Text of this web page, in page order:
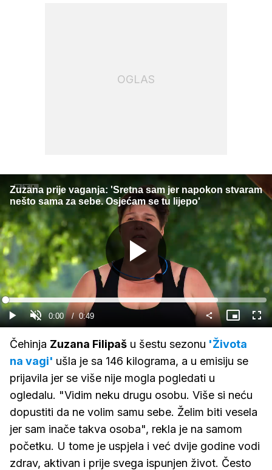
OGLAS
Zuzana prije vaganja: 'Sretna sam jer napokon stvaram
nešto sama za sebe. Osjećam se tu lijepo'
Gledaj
GledajUpali
zvuk
Current
Time
0:00 / Duration
0:49
Loaded:
81.34%
Slika
u
Čehinja Zuzana Filipaš u šestu sezonu 'Života
na vagi' ušla je sa 146 kilograma, a u emisiju se
prijavila jer se više nije mogla pogledati u
ogledalu. "Vidim neku drugu osobu. Više si neću
dopustiti da ne volim samu sebe. Želim biti vesela
jer sam inače takva osoba", rekla je na samom
početku. U tome je uspjela i već dvije godine vodi
zdrav, aktivan i prije svega ispunjen život. Često